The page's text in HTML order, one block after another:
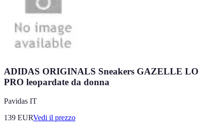
ADIDAS ORIGINALS Sneakers GAZELLE LO
PRO leopardate da donna
Pavidas IT
139 EURVedi il prezzo